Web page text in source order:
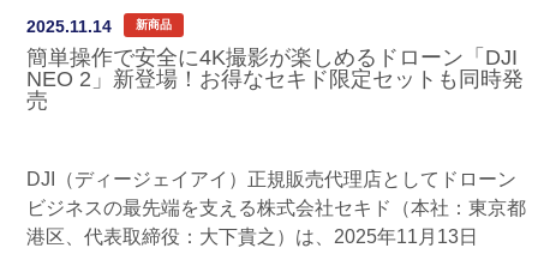
2025.11.14 新商品
簡単操作で安全に4K撮影が楽しめるドローン「DJI
NEO 2」新登場！お得なセキド限定セットも同時発
売
DJI（ディージェイアイ）正規販売代理店としてドローン
ビジネスの最先端を支える株式会社セキド（本社：東京都
港区、代表取締役：⼤下貴之）は、2025年11月13日